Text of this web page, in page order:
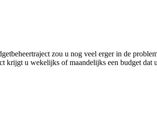
zou u nog veel erger in de
krijgt u wekelijks of maandelijks een budget dat